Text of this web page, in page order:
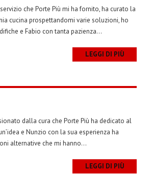
che Porte Più mi ha fornito, ha curato la
cucina prospettandomi varie soluzioni, ho
e Fabio con tanta pazienza...
LEGGI DI PIÙ
dalla cura che Porte Più ha dedicato al
e Nunzio con la sua esperienza ha
alternative che mi hanno...
LEGGI DI PIÙ